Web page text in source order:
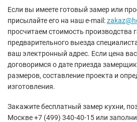
Если вы имеете готовый замер или
присылайте его на наш e-mail:
просчитаем стоимость производства
предварительного выезда
ваш электронный адрес. Если цена
договоримся о дате приезда
размеров, составление проекта и
изготовления.
Закажите бесплатный замер кухни,
Москве +7 (499) 340-40-15 или